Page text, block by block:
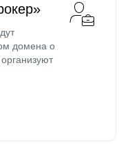
домена о